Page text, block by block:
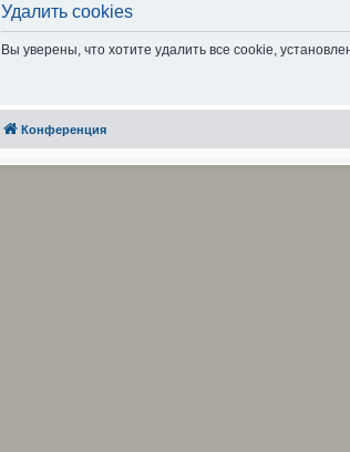
Удалить cookies
Вы уверены, что хотите удалить все cookie,
Конференция